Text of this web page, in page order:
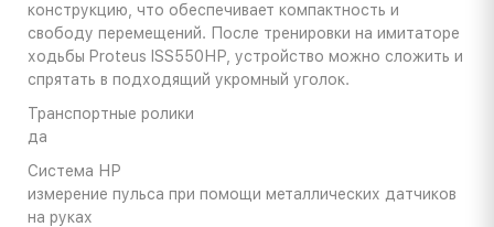
конструкцию, что обеспечивает компактность и
свободу перемещений. После тренировки на имитаторе
ходьбы Proteus ISS550НР, устройство можно сложить и
спрятать в подходящий укромный уголок.
Транс­порт­ные ро­ли­ки
да
Си­сте­ма НР
из­ме­ре­ние пуль­са при по­мо­щи ме­тал­ли­че­ских дат­чи­ков
на ру­ках